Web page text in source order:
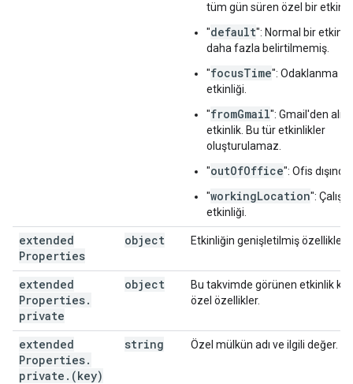
tüm gün süren özel bir
"default": Normal bir
daha fazla belirtilmemiş.
"focusTime": Odaklanma
etkinliği.
"fromGmail": Gmail'den
etkinlik. Bu tür etkinlikler
oluşturulamaz.
"outOfOffice": Ofis
"workingLocation":
etkinliği.
extended
Properties
object Etkinliğin genişletilmiş özellikleri.
extended
Properties.
private
object
Bu takvimde görünen etkinlik
özel özellikler.
extended
Properties.
private . (key)
string Özel mülkün adı ve ilgili değer.